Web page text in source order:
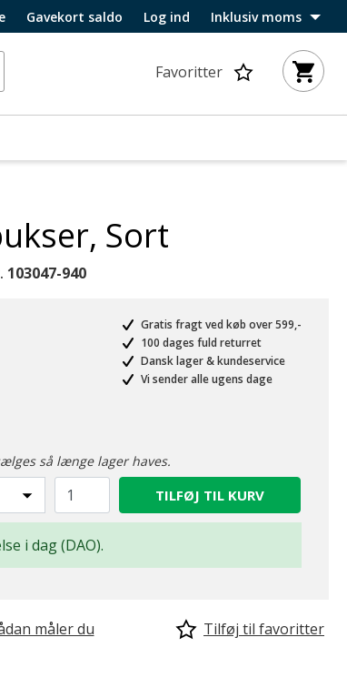
Gavekort saldo Log ind Inklusiv moms
Favoritter
Sort
103047-940
Gratis fragt ved køb over 599,-
100 dages fuld returret
Dansk lager & kundeservice
Vi sender alle ugens dage
så længe lager haves.
TILFØJ TIL KURV
i dag (DAO).
måler du Tilføj til favoritter